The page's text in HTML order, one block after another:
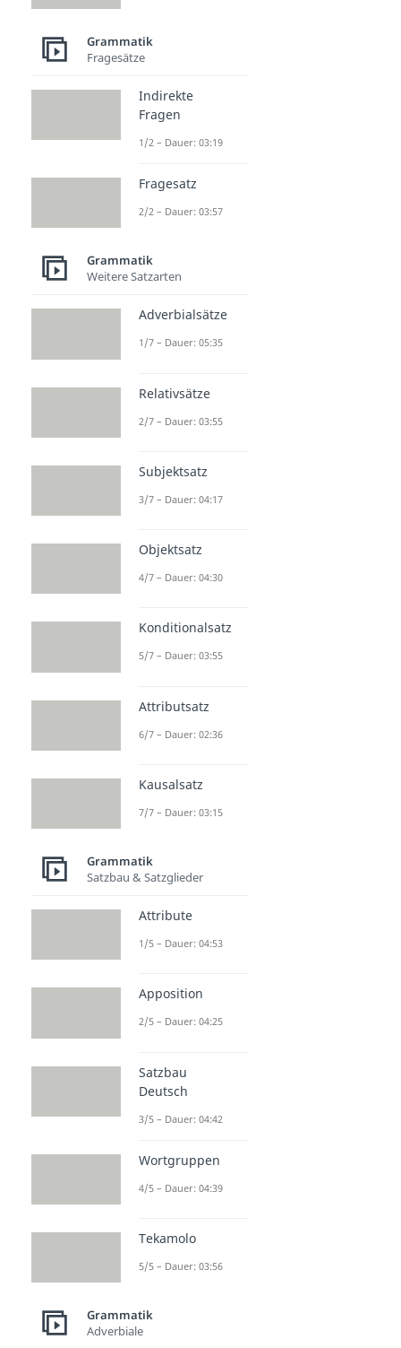
Grammatik
Fragesätze
Indirekte
Fragen
1/2 – Dauer: 03:19
Fragesatz
2/2 – Dauer: 03:57
Grammatik
Weitere Satzarten
Adverbialsätze
1/7 – Dauer: 05:35
Relativsätze
2/7 – Dauer: 03:55
Subjektsatz
3/7 – Dauer: 04:17
Objektsatz
4/7 – Dauer: 04:30
Konditionalsatz
5/7 – Dauer: 03:55
Attributsatz
6/7 – Dauer: 02:36
Kausalsatz
7/7 – Dauer: 03:15
Grammatik
Satzbau & Satzglieder
Attribute
1/5 – Dauer: 04:53
Apposition
2/5 – Dauer: 04:25
Satzbau
Deutsch
3/5 – Dauer: 04:42
Wortgruppen
4/5 – Dauer: 04:39
Tekamolo
5/5 – Dauer: 03:56
Grammatik
Adverbiale